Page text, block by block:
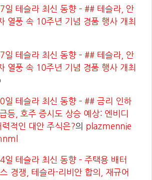
테슬라 최신 동향 – ## 테슬라, 안
열풍 속 10주년 기념 경품 행사 개최
테슬라 최신 동향 – ## 테슬라, 안
열풍 속 10주년 기념 경품 행사 개최
테슬라 최신 동향 – ## 금리 인하
등, 호주 증시도 상승 예상: 엔비디
적인 대안 주식은?의 plazmennie
테슬라 최신 동향 – 주택용 배터
경쟁, 테슬라-리비안 합의, 재규어